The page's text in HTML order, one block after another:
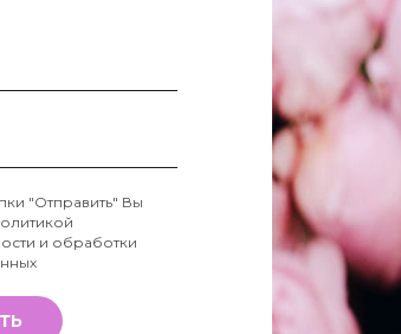
"Отправить" Вы
и обработки